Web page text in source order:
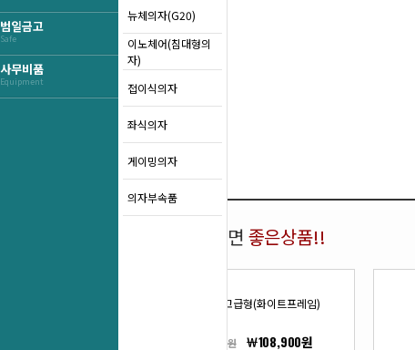
범일금고
Safe
사무비품
Equipment
뉴체의자(G20)
이노체어(침대형의
자)
접이식의자
좌식의자
게이밍의자
의자부속품
함께 구매하면 좋은상품!!
KC-젠틀맨고급형(화이트프레임)
￦149,600원 ￦108,900원